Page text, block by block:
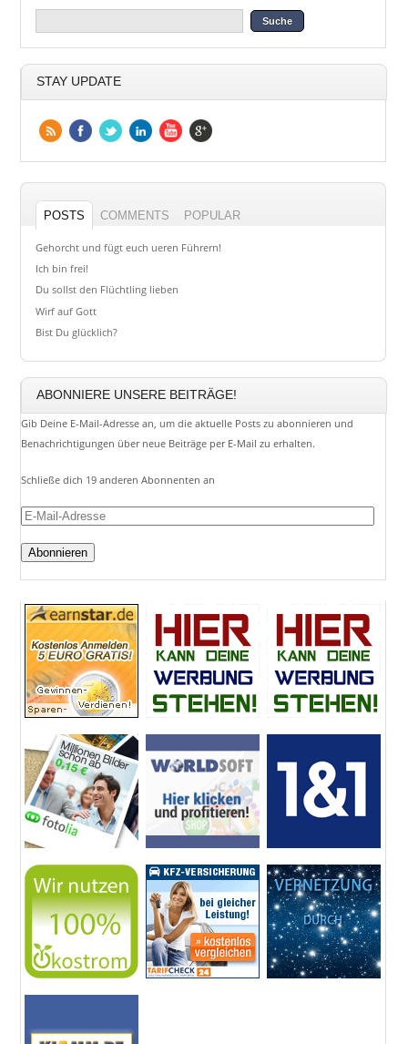
STAY UPDATE
POSTS COMMENTS POPULAR
Gehorcht und fügt euch ueren Führern!
Ich bin frei!
Du sollst den Flüchtling lieben
Wirf auf Gott
Bist Du glücklich?
ABONNIERE UNSERE BEITRÄGE!
Gib Deine E-Mail-Adresse an, um die aktuelle Posts zu abonnieren und
Benachrichtigungen über neue Beiträge per E-Mail zu erhalten.
Schließe dich 19 anderen Abonnenten an
E-
Adresse